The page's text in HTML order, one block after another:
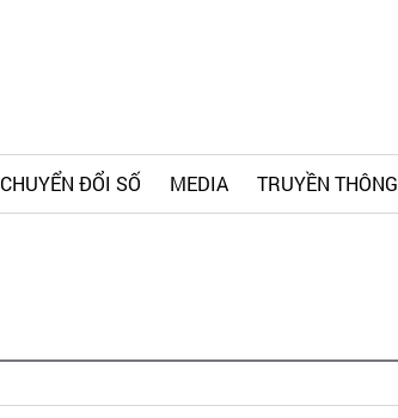
CHUYỂN ĐỔI SỐ MEDIA TRUYỀN THÔNG